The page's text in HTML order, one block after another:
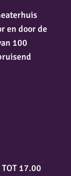
en door de
100
17.00